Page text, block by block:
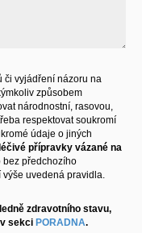
či vyjádření názoru na
způsobem
národnostní, rasovou,
respektovat soukromí
údaje o jiných
přípravky vázané na
bez předchozího
uvedená pravidla.
zdravotního stavu,
sekci PORADNA.